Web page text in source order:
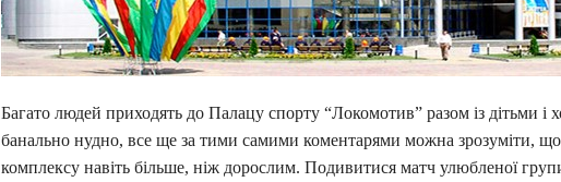
Багато людей приходять до Палацу спорту “Локомотив” разом із дітьми і
банально нудно, все ще за тими самими коментарями можна зрозуміти, що
комплексу навіть більше, ніж дорослим. Подивитися матч улюбленої